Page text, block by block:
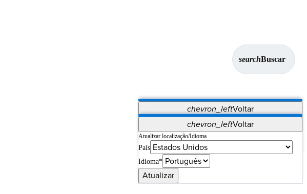
searchBuscar
chevron_leftVoltar
Vet Systems OrthoPedia Patient
Supplier Portal
Synergy Imaging & Resection
chevron_leftVoltar
Atualizar localização/Idioma
País
Idioma*
Atualizar